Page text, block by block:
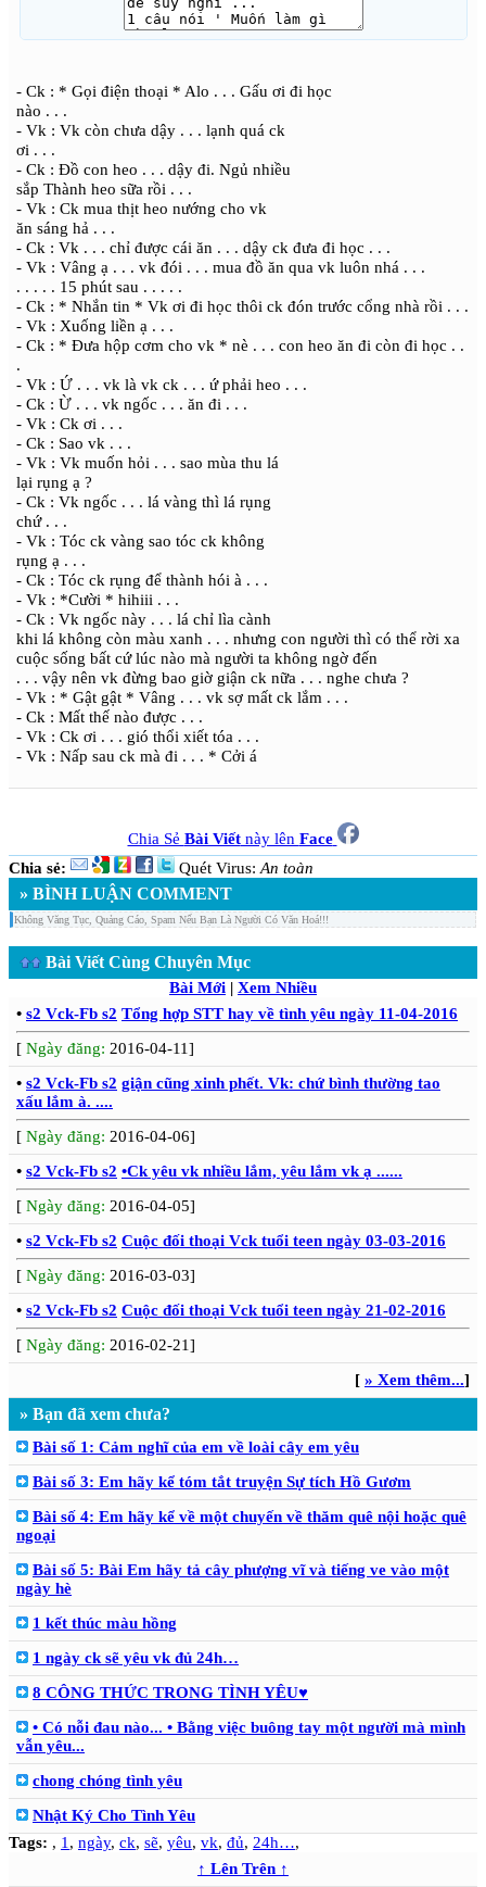
- Ck : * Gọi điện thoại * Alo . . . Gấu ơi đi học
nào . . .
- Vk : Vk còn chưa dậy . . . lạnh quá ck
ơi . . .
- Ck : Đồ con heo . . . dậy đi. Ngủ nhiều
sắp Thành heo sữa rồi . . .
- Vk : Ck mua thịt heo nướng cho vk
ăn sáng hả . . .
- Ck : Vk . . . chỉ được cái ăn . . . dậy ck đưa đi học . . .
- Vk : Vâng ạ . . . vk đói . . . mua đồ ăn qua vk luôn nhá . . .
. . . . . 15 phút sau . . . . .
- Ck : * Nhắn tin * Vk ơi đi học thôi ck đón trước cổng nhà rồi . . .
- Vk : Xuống liền ạ . . .
- Ck : * Đưa hộp cơm cho vk * nè . . . con heo ăn đi còn đi học . .
.
- Vk : Ứ . . . vk là vk ck . . . ứ phải heo . . .
- Ck : Ừ . . . vk ngốc . . . ăn đi . . .
- Vk : Ck ơi . . .
- Ck : Sao vk . . .
- Vk : Vk muốn hỏi . . . sao mùa thu lá
lại rụng ạ ?
- Ck : Vk ngốc . . . lá vàng thì lá rụng
chứ . . .
- Vk : Tóc ck vàng sao tóc ck không
rụng ạ . . .
- Ck : Tóc ck rụng để thành hói à . . .
- Vk : *Cười * hihiii . . .
- Ck : Vk ngốc này . . . lá chỉ lìa cành
khi lá không còn màu xanh . . . nhưng con người thì có thể rời xa
cuộc sống bất cứ lúc nào mà người ta không ngờ đến
. . . vậy nên vk đừng bao giờ giận ck nữa . . . nghe chưa ?
- Vk : * Gật gật * Vâng . . . vk sợ mất ck lắm . . .
- Ck : Mất thế nào được . . .
- Vk : Ck ơi . . . gió thổi xiết tóa . . .
- Vk : Nấp sau ck mà đi . . . * Cởi á
Chia Sẻ Bài Viếtnày lên Face
Chia sẻ:
Quét Virus: An toàn
» BÌNH LUẬN COMMENT
Không Văng Tục, Quảng Cáo, Spam Nếu Bạn Là Người Có Văn Hoá!!!
Bài Viết Cùng Chuyên Mục
Bài Mới | Xem Nhiều
• s2 Vck-Fb s2 Tổng hợp STT hay về tình yêu ngày 11-04-2016
[ Ngày đăng: 2016-04-11]
• s2 Vck-Fb s2 giận cũng xinh phết. Vk: chứ bình thường tao
xấu lắm à. ....
[ Ngày đăng: 2016-04-06]
• s2 Vck-Fb s2 •Ck yêu vk nhiều lắm, yêu lắm vk ạ ......
[ Ngày đăng: 2016-04-05]
• s2 Vck-Fb s2 Cuộc đối thoại Vck tuổi teen ngày 03-03-2016
[ Ngày đăng: 2016-03-03]
• s2 Vck-Fb s2 Cuộc đối thoại Vck tuổi teen ngày 21-02-2016
[ Ngày đăng: 2016-02-21]
[ » Xem thêm...]
» Bạn đã xem chưa?
Bài số 1: Cảm nghĩ của em về loài cây em yêu
Bài số 3: Em hãy kể tóm tắt truyện Sự tích Hồ Gươm
Bài số 4: Em hãy kể về một chuyến về thăm quê nội hoặc quê
ngoại
Bài số 5: Bài Em hãy tả cây phượng vĩ và tiếng ve vào một
ngày hè
1 kết thúc màu hồng
1 ngày ck sẽ yêu vk đủ 24h…
8 CÔNG THỨC TRONG TÌNH YÊU♥
• Có nỗi đau nào... • Bằng việc buông tay một người mà mình
vẫn yêu...
chong chóng tình yêu
Nhật Ký Cho Tình Yêu
Tags: , 1 , ngày, ck, sẽ, yêu, vk, đủ, 24h…,
↑ Lên Trên ↑